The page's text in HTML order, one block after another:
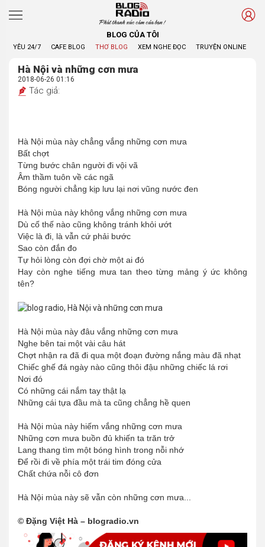
Phát thanh xúc cảm của bạn !
BLOG CỦA TÔI
YÊU 24/7 CAFE BLOG THƠ BLOG XEM NGHE ĐỌC TRUYỆN ONLINE
Hà Nội và những cơn mưa
2018-06-26 01:16
Tác giả:
Hà Nội mùa này chẳng vắng những cơn mưa
Bất chợt
Từng bước chân người đi vội vã
Âm thầm tuôn về các ngã
Bóng người chẳng kịp lưu lại nơi vũng nước đen
Hà Nội mùa này không vắng những cơn mưa
Dù cố thế nào cũng không tránh khỏi ướt
Việc là đi, là vẫn cứ phải bước
Sao còn đắn đo
Tự hỏi lòng còn đợi chờ một ai đó
Hay còn nghe tiếng mưa tan theo từng mảng ý ức không
tên?
Hà Nội mùa này đâu vắng những cơn mưa
Nghe bên tai một vài câu hát
Chợt nhận ra đã đi qua một đoạn đường nắng màu đã nhạt
Chiếc ghế đá ngày nào cũng thôi đậu những chiếc lá rơi
Nơi đó
Có những cái nắm tay thật lạ
Những cái tựa đầu mà ta cũng chẳng hề quen
Hà Nội mùa này hiếm vắng những cơn mưa
Những cơn mưa buồn đủ khiến ta trăn trở
Lang thang tìm một bóng hình trong nỗi nhớ
Để rồi đi về phía một trái tim đóng cửa
Chất chứa nỗi cô đơn
Hà Nội mùa này sẽ vẫn còn những cơn mưa...
© Đặng Việt Hà – blogradio.vn